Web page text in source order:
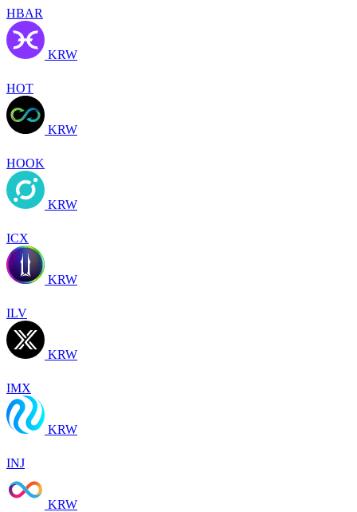
HBAR
KRW
HOT
KRW
HOOK
KRW
ICX
KRW
ILV
KRW
IMX
KRW
INJ
KRW